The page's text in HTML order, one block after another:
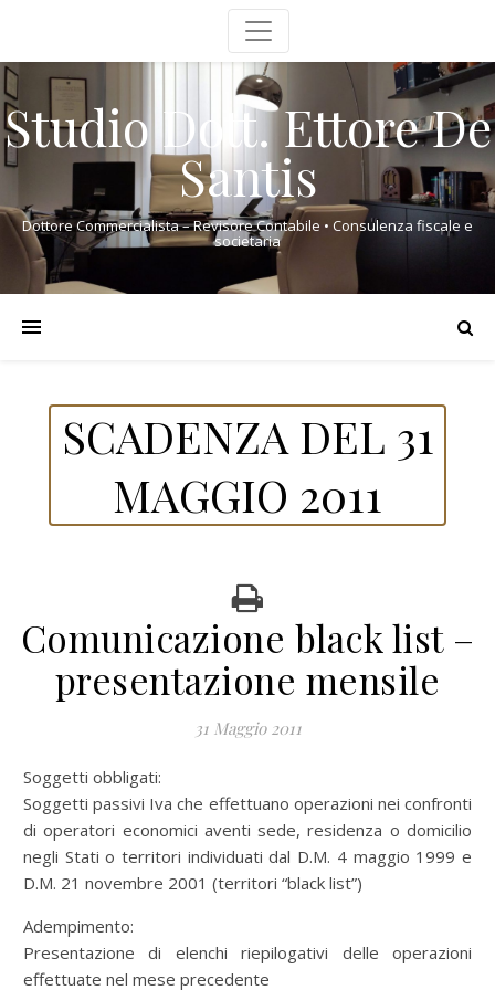
Studio Dott. Ettore De
Santis
Dottore Commercialista – Revisore Contabile • Consulenza fiscale e
societaria
SCADENZA DEL 31
MAGGIO 2011
Comunicazione black list –
presentazione mensile
31 Maggio 2011
Soggetti obbligati:
Soggetti passivi Iva che effettuano operazioni nei confronti
di operatori economici aventi sede, residenza o domicilio
negli Stati o territori individuati dal D.M. 4 maggio 1999 e
D.M. 21 novembre 2001 (territori “black list”)
Adempimento:
Presentazione di elenchi riepilogativi delle operazioni
effettuate nel mese precedente